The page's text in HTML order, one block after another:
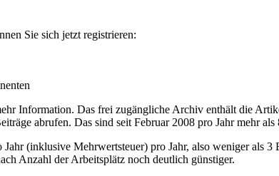
Sie sich jetzt registrieren:
Information. Das frei zugängliche Archiv enthält die
abrufen. Das sind seit Februar 2008 pro Jahr mehr
(inklusive Mehrwertsteuer) pro Jahr, also weniger als
Anzahl der Arbeitsplätz noch deutlich günstiger.